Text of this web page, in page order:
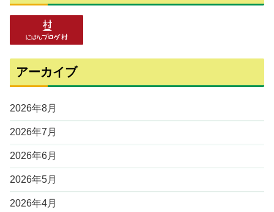
アーカイブ
2026年8月
2026年7月
2026年6月
2026年5月
2026年4月